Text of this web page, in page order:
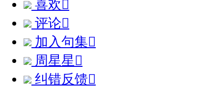
喜欢
评论
加入句集
周星星
纠错反馈